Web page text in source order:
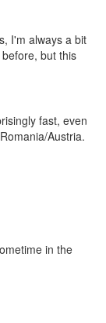
I'm always a bit
but this
fast, even
Austria.
in the